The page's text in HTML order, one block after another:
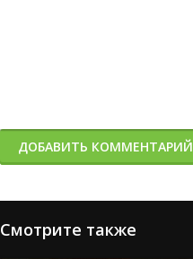
ДОБАВИТЬ КОММЕНТАРИЙ
Смотрите также